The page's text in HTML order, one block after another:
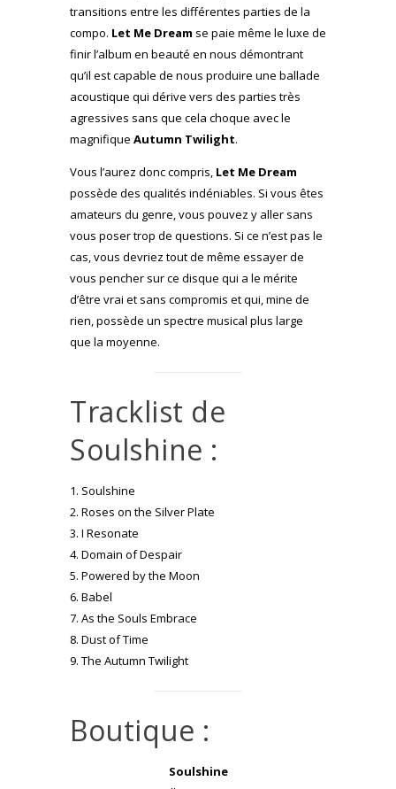
transitions entre les différentes parties de la
compo. Let Me Dream se paie même le luxe de
finir l’album en beauté en nous démontrant
qu’il est capable de nous produire une ballade
acoustique qui dérive vers des parties très
agressives sans que cela choque avec le
magnifique Autumn Twilight.
Vous l’aurez donc compris, Let Me Dream
possède des qualités indéniables. Si vous êtes
amateurs du genre, vous pouvez y aller sans
vous poser trop de questions. Si ce n’est pas le
cas, vous devriez tout de même essayer de
vous pencher sur ce disque qui a le mérite
d’être vrai et sans compromis et qui, mine de
rien, possède un spectre musical plus large
que la moyenne.
Tracklist de
Soulshine :
1. Soulshine
2. Roses on the Silver Plate
3. I Resonate
4. Domain of Despair
5. Powered by the Moon
6. Babel
7. As the Souls Embrace
8. Dust of Time
9. The Autumn Twilight
Boutique :
Soulshine